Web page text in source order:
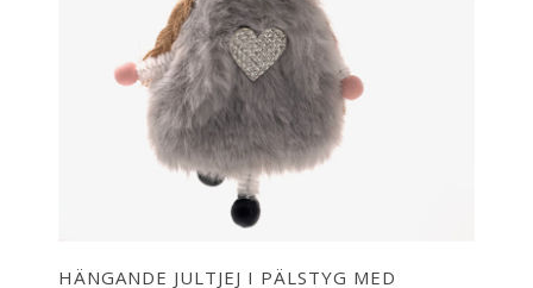
HÄNGANDE JULTJEJ I PÄLSTYG MED